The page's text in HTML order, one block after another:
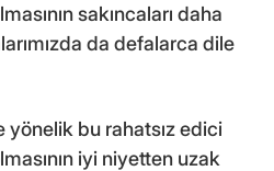
sakıncaları daha
da defalarca dile
bu rahatsız edici
iyi niyetten uzak